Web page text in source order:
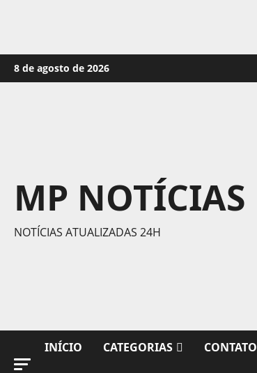
Skip
to
8 de agosto de 2026
MP NOTÍCIAS
NOTÍCIAS ATUALIZADAS 24H
INÍCIO CATEGORIAS CONTATO